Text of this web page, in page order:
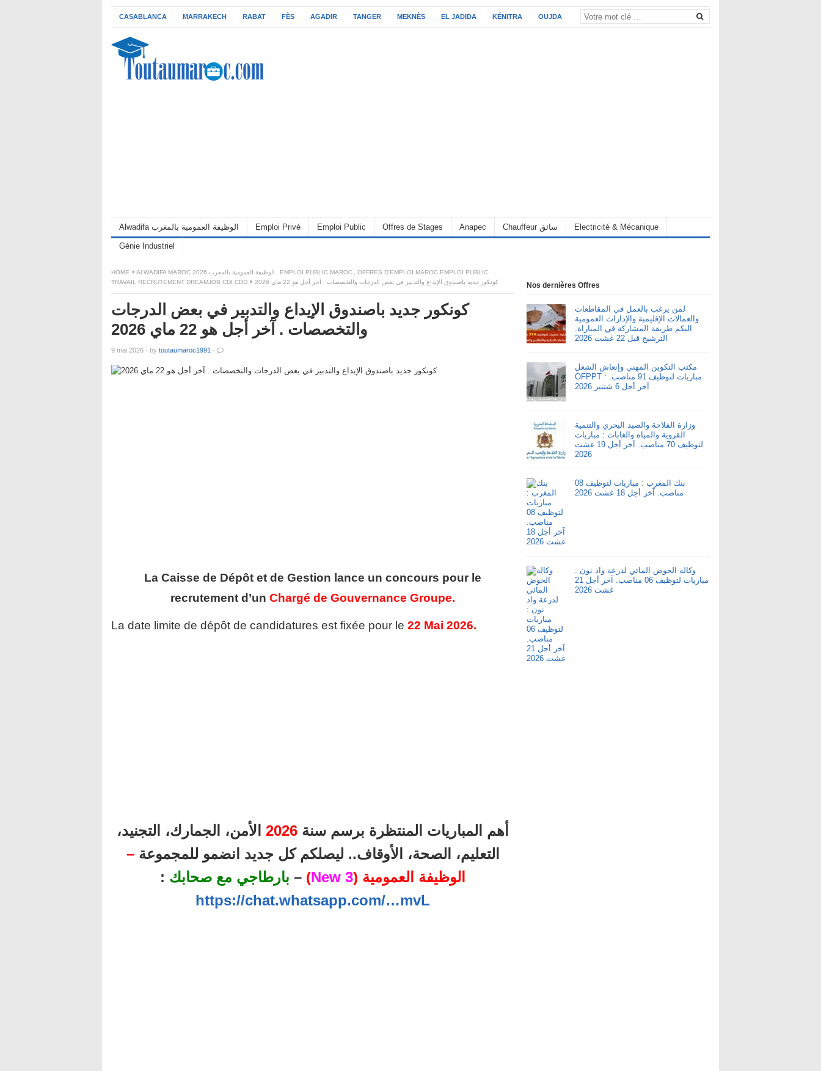
CASABLANCA MARRAKECH RABAT FÈS AGADIR TANGER MEKNÈS EL JADIDA KÉNITRA OUJDA
Alwadifa الوظيفة العمومية بالمغرب Emploi Privé Emploi Public Offres de Stages Anapec Chauffeur سائق Electricité & Mécanique
Génie Industriel
HOME ALWADIFA MAROC 2026 الوظيفة العمومية بالمغرب EMPLOI PUBLIC MAROC
OFFRES D'EMPLOI MAROC EMPLOI PUBLIC
TRAVAIL RECRUTEMENT DREAMJOB CDI CDD
كونكور جديد باصندوق الإيداع والتدبير في بعض الدرجات والتخصصات . آخر أجل هو 22 ماي 2026
كونكور جديد باصندوق الإيداع والتدبير في بعض الدرجات
والتخصصات . آخر أجل هو 22 ماي 2026
9 mai 2026 · by toutaumaroc1991 ·
La Caisse de Dépôt et de Gestion lance un concours pour le
recrutement d’un Chargé de Gouvernance Groupe.
La date limite de dépôt de candidatures est fixée pour le 22 Mai 2026.
أهم المباريات المنتظرة برسم سنة 2026 الأمن، الجمارك، التجنيد،
التعليم، الصحة، الأوقاف.. ليصلكم كل جديد انضمو للمجموعة–
الوظيفة العمومية (3 New
)
– بارطاجي مع صحابك :
https://chat.whatsapp.com/…mvL
Nos dernières Offres
لمن يرغب بالعمل في المقاطعات
والعمالات الإقليمية والإدارات العمومية
اليكم طريقة المشاركة في المباراة.
الترشيح قبل 22 غشت 2026
مكتب التكوين المهني وإنعاش الشغل
OFPPT : مباريات لتوظيف 91 مناصب.
آخر أجل 6 شتنبر 2026
وزارة الفلاحة والصيد البحري والتنمية
القروية والمياه والغابات : مباريات
لتوظيف 70 مناصب. آخر أجل 19 غشت
2026
بنك المغرب : مباريات لتوظيف 08
مناصب. آخر أجل 18 غشت 2026
وكالة الحوض المائي لدرعة واد نون :
مباريات لتوظيف 06 مناصب. آخر أجل 21
غشت 2026